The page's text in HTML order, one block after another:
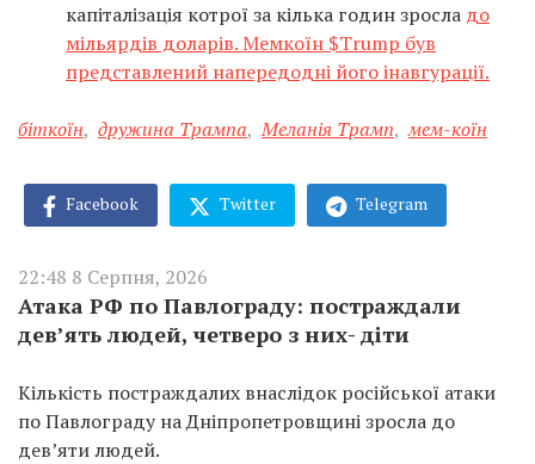
капіталізація котрої за кілька годин зросла до
мільярдів доларів. Мемкоїн $Trump був
представлений напередодні його інавгурації.
біткоїн, дружина Трампа, Меланія Трамп, мем-коїн
Facebook Twitter Telegram
22:48 8 Серпня, 2026
Атака РФ по Павлограду: постраждали
дев’ять людей, четверо з них- діти
Кількість постраждалих внаслідок російської атаки
по Павлограду на Дніпропетровщині зросла до
дев’яти людей.